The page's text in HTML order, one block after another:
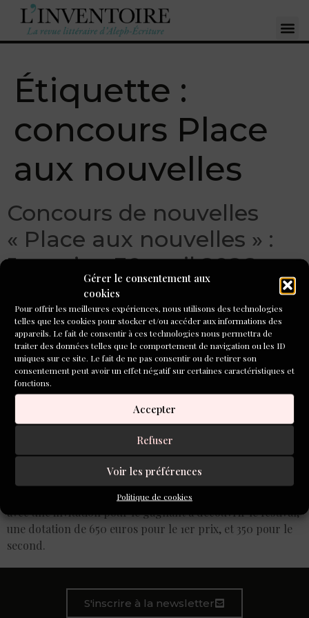
Gérer le consentement aux
cookies
Pour offrir les meilleures expériences, nous utilisons des technologies
telles que les cookies pour stocker et/ou accéder aux informations des
appareils. Le fait de consentir à ces technologies nous permettra de
traiter des données telles que le comportement de navigation ou les ID
uniques sur ce site. Le fait de ne pas consentir ou de retirer son
consentement peut avoir un effet négatif sur certaines caractéristiques et
fonctions.
Accepter
Refuser
Voir les préférences
Politique de cookies
Étiquette :
concours Place
aux nouvelles
Concours de nouvelles
« Place aux nouvelles » :
Jusqu’au 30 avril 2026
Notre partenaire, le festival Place aux Nouvelles, lance sa
3ème édition de son concours de nouvelles ouvert à tous,
avec une invitation pour le gagnant à découvrir le festival,
une dotation de 650 euros pour le 1er prix, et 350 pour le
second.
S'inscrire à la newsletter